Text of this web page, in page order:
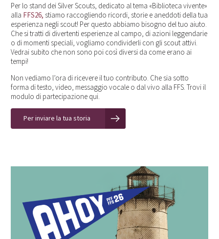
Per lo stand dei Silver Scouts, dedicato al tema «Biblioteca vivente»
alla FFS26, stiamo raccogliendo ricordi, storie e aneddoti della tua
esperienza negli scout! Per questo abbiamo bisogno del tuo aiuto.
Che si tratti di divertenti esperienze al campo, di azioni leggendarie
o di momenti speciali, vogliamo condividerli con gli scout attivi.
Vedrai subito che non sono poi così diversi da come erano ai
tempi!
Non vediamo l’ora di ricevere il tuo contributo. Che sia sotto
forma di testo, video, messaggio vocale o dal vivo alla FFS. Trovi il
modulo di partecipazione qui.
Per inviare la tua storia